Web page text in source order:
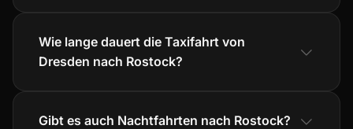
Wie lange dauert die Taxifahrt von
Dresden nach Rostock?
Gibt es auch Nachtfahrten nach Rostock?